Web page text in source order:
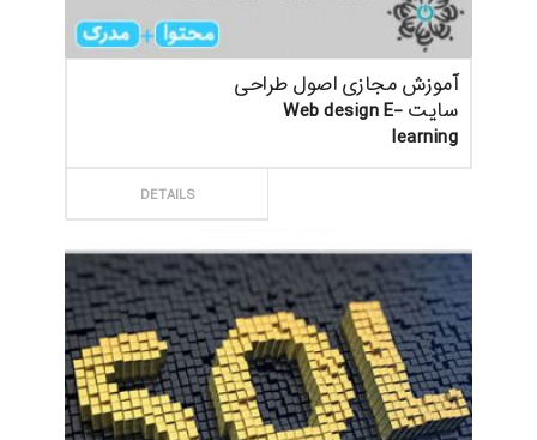
آموزش مجازی اصول طراحی
سایت Web design E-
learning
DETAILS